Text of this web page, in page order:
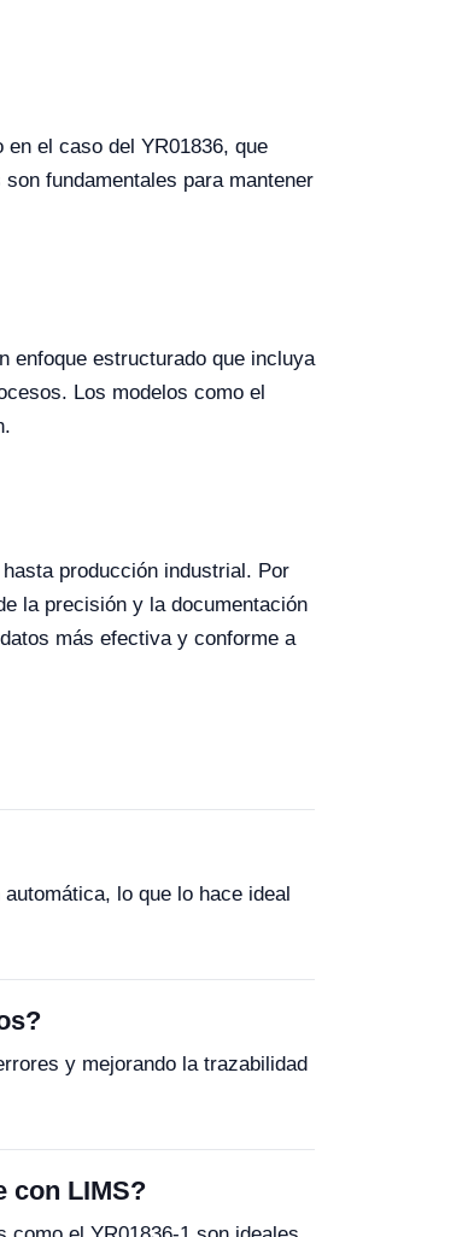
el caso del YR01836, que
fundamentales para mantener
enfoque estructurado que incluya
Los modelos como el
producción industrial. Por
la precisión y la documentación
más efectiva y conforme a
lo que lo hace ideal
y mejorando la trazabilidad
con LIMS?